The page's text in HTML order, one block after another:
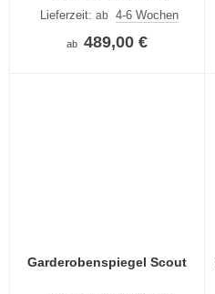
Lieferzeit: ab 4-6 Wochen
ab 489,00 €
Garderobenspiegel Scout